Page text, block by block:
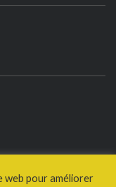
web pour améliorer